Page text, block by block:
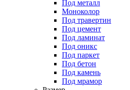
Под металл
Моноколор
Под травертин
Под цемент
Под ламинат
Под оникс
Под паркет
Под бетон
Под камень
Под мрамор